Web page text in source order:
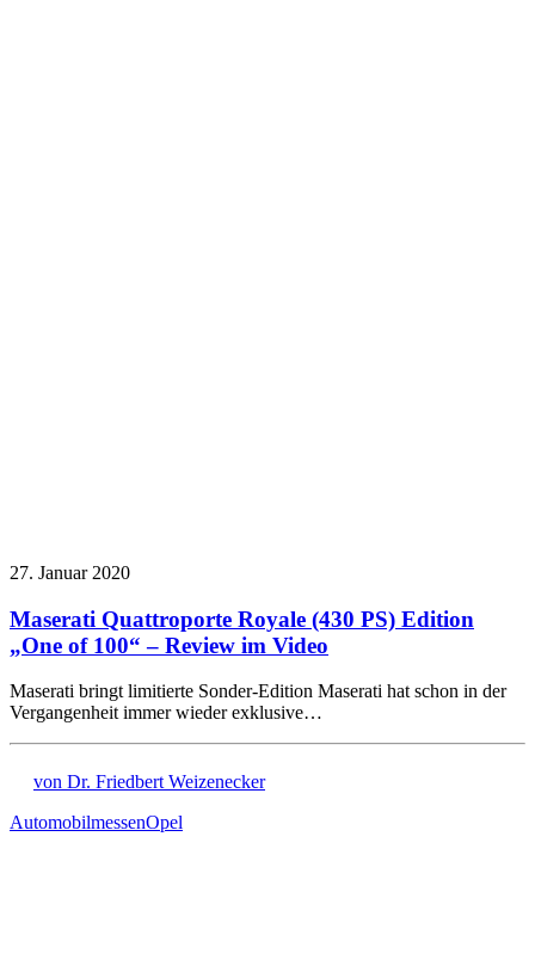
27. Januar 2020
Maserati Quattroporte Royale (430 PS) Edition
„One of 100“ – Review im Video
Maserati bringt limitierte Sonder-Edition Maserati hat schon in der
Vergangenheit immer wieder exklusive…
von Dr. Friedbert Weizenecker
AutomobilmessenOpel